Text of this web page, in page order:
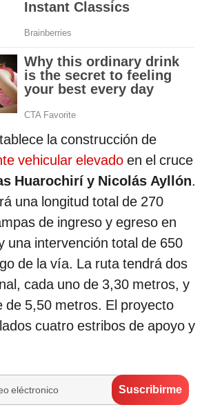
la construcción de
vehicular elevado en el cruce
Huarochirí y Nicolás Ayllón.
una longitud total de 270
de ingreso y egreso en
una intervención total de 650
de la vía. La ruta tendrá dos
cada uno de 3,30 metros, y
de 5,50 metros. El proyecto
cuatro estribos de apoyo y